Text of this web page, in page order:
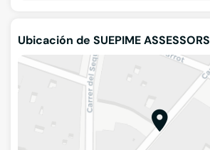
Ubicación de SUEPIME ASSESSORS